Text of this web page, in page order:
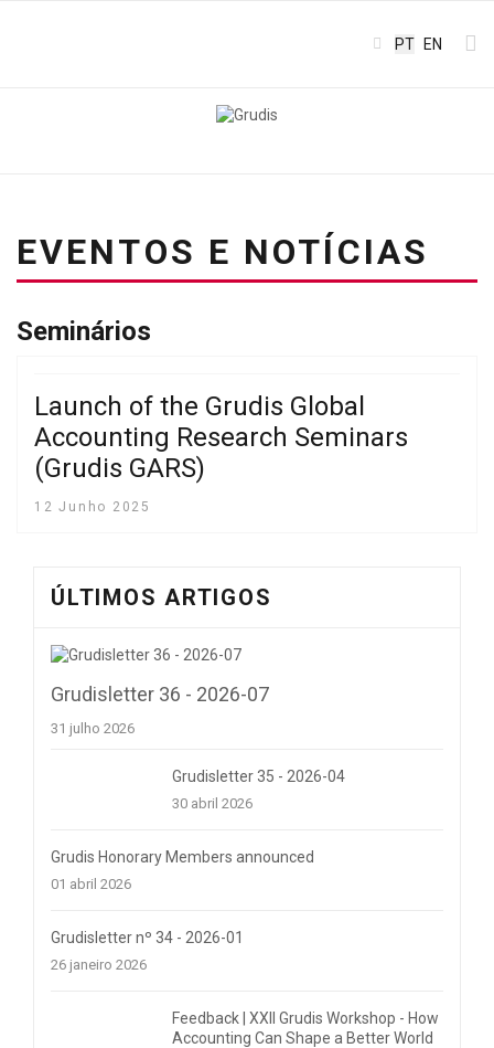
Escolha o seu
PT EN
EVENTOS E NOTÍCIAS
Seminários
Launch of the Grudis Global
Accounting Research Seminars
(Grudis GARS)
12 Junho 2025
ÚLTIMOS ARTIGOS
Grudisletter 36 - 2026-07
31 julho 2026
Grudisletter 35 - 2026-04
30 abril 2026
Grudis Honorary Members announced
01 abril 2026
Grudisletter nº 34 - 2026-01
26 janeiro 2026
Feedback | XXII Grudis Workshop - How
Accounting Can Shape a Better World